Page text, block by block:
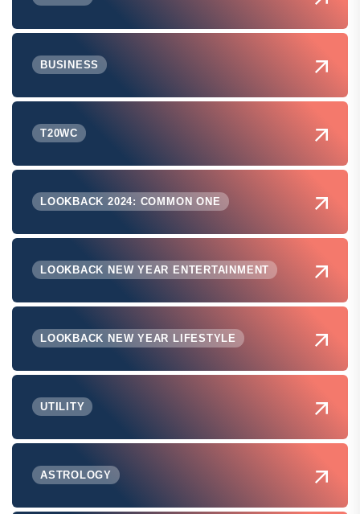
BUSINESS
T20WC
LOOKBACK 2024: COMMON ONE
LOOKBACK NEW YEAR ENTERTAINMENT
LOOKBACK NEW YEAR LIFESTYLE
UTILITY
ASTROLOGY